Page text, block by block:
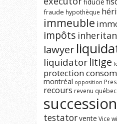
fraude hypothèque
immeuble
impôts
lawyer
liquidatorlitige
protection
montréal opposition
recours revenu québec
succession
testatorvente Vice